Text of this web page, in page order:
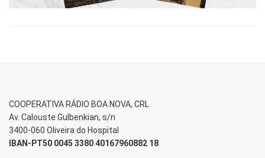
COOPERATIVA RÁDIO BOA NOVA, CRL
Av. Calouste Gulbenkian, s/n
3400-060 Oliveira do Hospital
IBAN-PT50 0045 3380 40167960882 18